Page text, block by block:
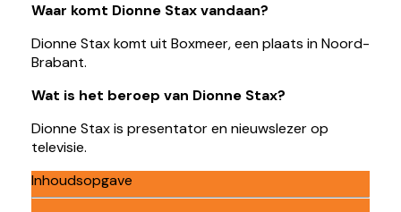
Waar komt Dionne Stax vandaan?
Dionne Stax komt uit Boxmeer, een plaats in Noord-
Brabant.
Wat is het beroep van Dionne Stax?
Dionne Stax is presentator en nieuwslezer op
televisie.
Inhoudsopgave